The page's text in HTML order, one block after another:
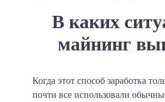
В каких
майнинг
Когда этот способ заработка
почти все использовали